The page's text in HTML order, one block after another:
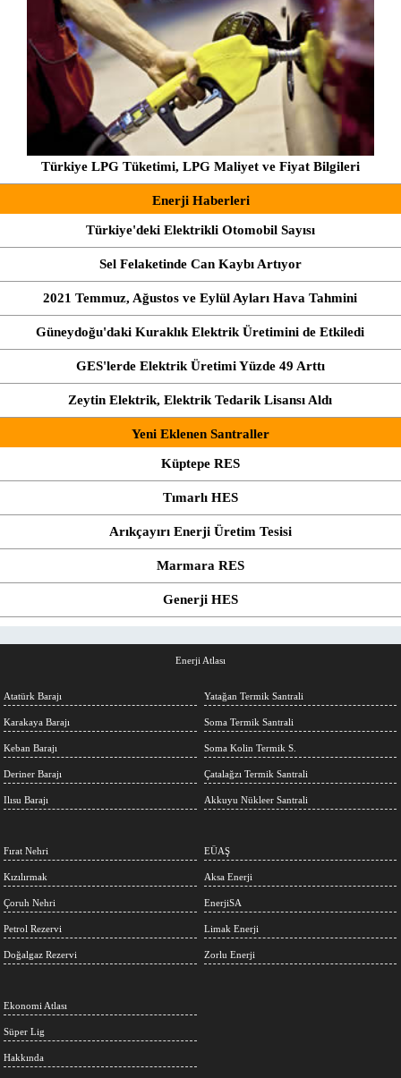
Türkiye LPG Tüketimi, LPG Maliyet ve Fiyat Bilgileri
Enerji Haberleri
Türkiye'deki Elektrikli Otomobil Sayısı
Sel Felaketinde Can Kaybı Artıyor
2021 Temmuz, Ağustos ve Eylül Ayları Hava Tahmini
Güneydoğu'daki Kuraklık Elektrik Üretimini de Etkiledi
GES'lerde Elektrik Üretimi Yüzde 49 Arttı
Zeytin Elektrik, Elektrik Tedarik Lisansı Aldı
Yeni Eklenen Santraller
Küptepe RES
Tımarlı HES
Arıkçayırı Enerji Üretim Tesisi
Marmara RES
Generji HES
Enerji Atlası
Atatürk Barajı
Karakaya Barajı
Keban Barajı
Deriner Barajı
Ilısu Barajı
Yatağan Termik Santrali
Soma Termik Santrali
Soma Kolin Termik S.
Çatalağzı Termik Santrali
Akkuyu Nükleer Santrali
Fırat Nehri
Kızılırmak
Çoruh Nehri
Petrol Rezervi
Doğalgaz Rezervi
EÜAŞ
Aksa Enerji
EnerjiSA
Limak Enerji
Zorlu Enerji
Ekonomi Atlası
Süper Lig
Hakkında